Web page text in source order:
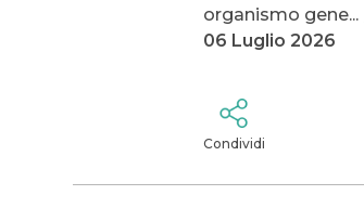
organismo gene...
06 Luglio 2026
Condividi